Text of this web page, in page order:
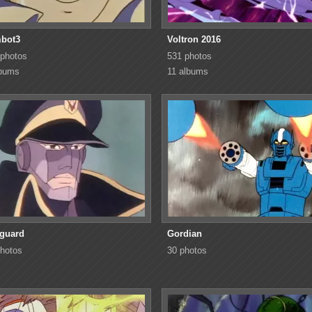
Voltron 2016
531 photos
11 albums
Gordian
30 photos